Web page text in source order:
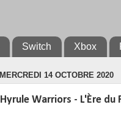
Switch Xbox
MERCREDI 14 OCTOBRE 2020
Hyrule Warriors - L'Ère du